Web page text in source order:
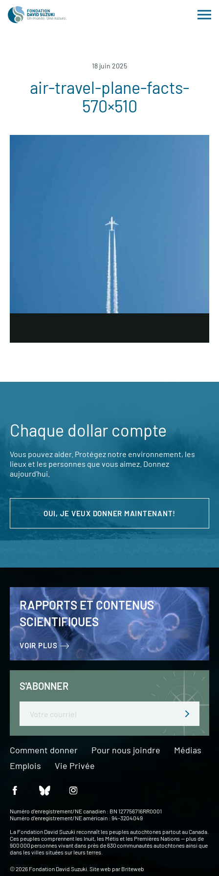
18 juin 2025
air-travel-plane-facts-
570×510
Chaque dollar compte
Vous pouvez aider. Protégez notre environnement, les
lieux et les personnes que vous aimez. Donnez
aujourd’hui.
OUI, JE VEUX DONNER MAINTENANT!
RAPPORTS ET CONTENUS
SCIENTIFIQUES
VOIR PLUS
S'ABONNER
Comment donner Pour nous joindre
Médias
Emplois
Vie Privée
Numéro d’enregistrement/NE canadien : BN 127756716RR0001
Numéro d’enregistrement/NE américain : 94-3204049
La Fondation David Suzuki reconnaît les peuples autochtones partout au Canada.
Ces peuples comprennent les Inuit, les Métis et les Premières Nations — plus de
900 000 personnes vivant dans près de 630 communautés autochtones ainsi que
dans les villes situées sur leurs terres.
© 2026 Fondation David Suzuki. Site web par Briteweb